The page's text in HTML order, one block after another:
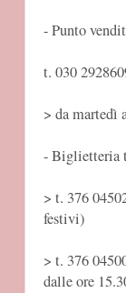
- Punto
t. 030
> da martedì
- Biglietteria
> t. 376
festivi)
> t. 376
dalle ore